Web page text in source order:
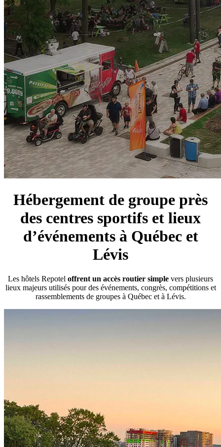
Hébergement de groupe près
des centres sportifs et lieux
d’événements à Québec et
Lévis
Les hôtels Repotel offrent un accès routier simple vers plusieurs
lieux majeurs utilisés pour des événements, congrès, compétitions et
rassemblements de groupes à Québec et à Lévis.